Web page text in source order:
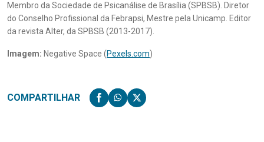
Membro da Sociedade de Psicanálise de Brasília (SPBSB). Diretor
do Conselho Profissional da Febrapsi, Mestre pela Unicamp. Editor
da revista Alter, da SPBSB (2013-2017).
Imagem: Negative Space (Pexels.com)
COMPARTILHAR